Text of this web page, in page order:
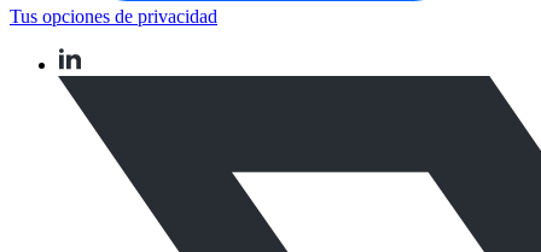
Tus opciones de privacidad